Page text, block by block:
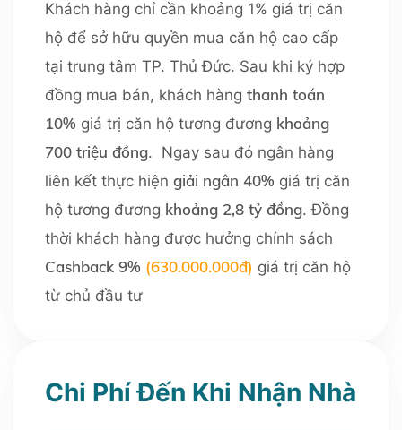
Khách hàng chỉ cần khoảng 1% giá trị căn
hộ để sở hữu quyền mua căn hộ cao cấp
tại trung tâm TP. Thủ Đức. Sau khi ký hợp
đồng mua bán, khách hàng thanh toán
10% giá trị căn hộ tương đương khoảng
700 triệu đồng. Ngay sau đó ngân hàng
liên kết thực hiện giải ngân 40% giá trị căn
hộ tương đương khoảng 2,8 tỷ đồng. Đồng
thời khách hàng được hưởng chính sách
Cashback 9% (630.000.000đ) giá trị căn hộ
từ chủ đầu tư
Chi Phí Đến Khi Nhận Nhà